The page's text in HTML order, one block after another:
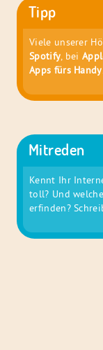
Tipp
Viele unserer
Spotify, bei
Apps fürs Handy
Mitreden
Kennt Ihr
toll? Und
erfinden?